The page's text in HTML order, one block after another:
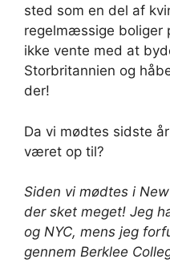
sted som en del af
regelmæssige boliger
ikke vente med at
Storbritannien og
der!
Da vi mødtes sidste
været op til?
Siden vi mødtes i
der sket meget! Jeg
og NYC, mens jeg
gennem Berklee